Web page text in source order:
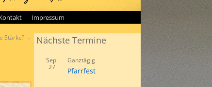
Impressum
Stärke? → Nächste Termine
Sep.
27
Ganztägig
Pfarrfest